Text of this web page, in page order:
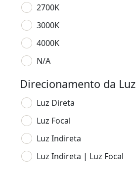
2700K
3000K
4000K
N/A
Direcionamento da Luz
Luz Direta
Luz Focal
Luz Indireta
Luz Indireta | Luz Focal